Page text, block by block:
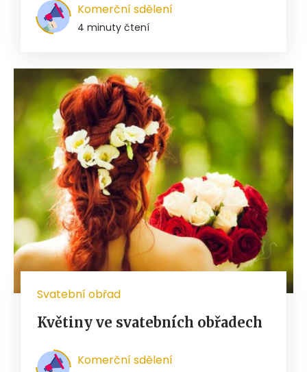
Komerční sdělení
4 minuty čtení
Svatební obřad
Květiny ve svatebních obřadech
Komerční sdělení